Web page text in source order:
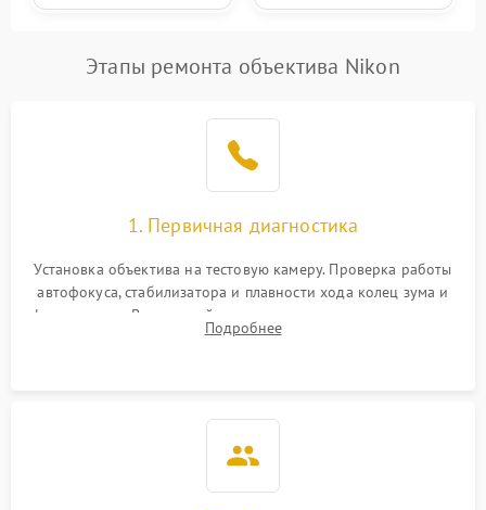
Этапы ремонта объектива Nikon
1. Первичная диагностика
Установка объектива на тестовую камеру. Проверка работы
автофокуса, стабилизатора и плавности хода колец зума и
фокусировки. Визуальный осмотр линз на наличие царапин,
грибка, пыли и оценка состояния контактов байонета.
Подробнее